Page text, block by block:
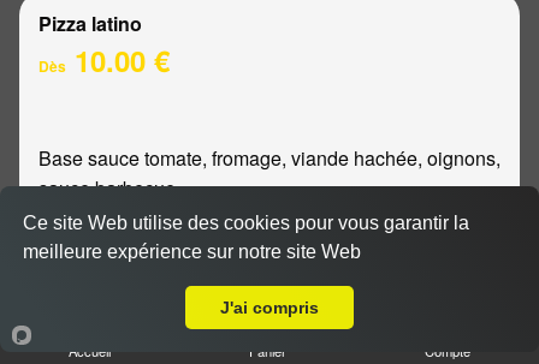
Pizza latino
Dès 10.00 €
Base sauce tomate, fromage, viande hachée, oignons,
sauce barbecue
Accueil Panier Compte
Ce site Web utilise des cookies pour vous garantir la
meilleure expérience sur notre site Web
J'ai compris